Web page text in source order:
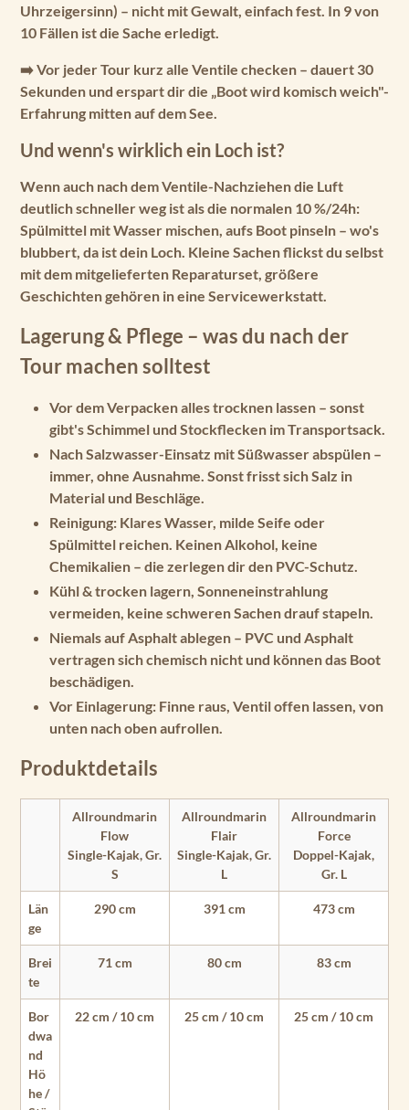
Uhrzeigersinn) – nicht mit Gewalt, einfach fest. In 9 von
10 Fällen ist die Sache erledigt.
➡️Vor jeder Tour kurz alle Ventile checken – dauert 30
Sekunden und erspart dir die „Boot wird komisch weich"-
Erfahrung mitten auf dem See.
Und wenn's wirklich ein Loch ist?
Wenn auch nach dem Ventile-Nachziehen die Luft
deutlich schneller weg ist als die normalen 10 %/24h:
Spülmittel mit Wasser mischen, aufs Boot pinseln – wo's
blubbert, da ist dein Loch. Kleine Sachen flickst du selbst
mit dem mitgelieferten Reparaturset, größere
Geschichten gehören in eine Servicewerkstatt.
Lagerung & Pflege – was du nach der
Tour machen solltest
Vor dem Verpacken alles trocknen lassen – sonst
gibt's Schimmel und Stockflecken im Transportsack.
Nach Salzwasser-Einsatz mit Süßwasser abspülen –
immer, ohne Ausnahme. Sonst frisst sich Salz in
Material und Beschläge.
Reinigung: Klares Wasser, milde Seife oder
Spülmittel reichen. Keinen Alkohol, keine
Chemikalien – die zerlegen dir den PVC-Schutz.
Kühl & trocken lagern, Sonneneinstrahlung
vermeiden, keine schweren Sachen drauf stapeln.
Niemals auf Asphalt ablegen – PVC und Asphalt
vertragen sich chemisch nicht und können das Boot
beschädigen.
Vor Einlagerung: Finne raus, Ventil offen lassen, von
unten nach oben aufrollen.
Produktdetails
Allroundmarin
Flow
Single-Kajak, Gr.
S
Allroundmarin
Flair
Single-Kajak, Gr.
L
Allroundmarin
Force
Doppel-Kajak,
Gr. L
Län
ge
290 cm 391 cm 473 cm
Brei
te
71 cm 80 cm 83 cm
Bor
dwa
nd
Hö
he /
22 cm / 10 cm 25 cm / 10 cm 25 cm / 10 cm